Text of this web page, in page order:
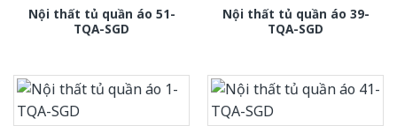
Nội thất tủ quần áo 51-
TQA-SGD
Nội thất tủ quần áo 39-
TQA-SGD